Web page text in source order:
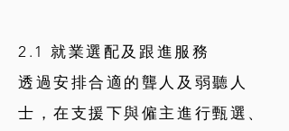
2.1 就業選配及跟進服務
透過安排合適的聾人及弱聽人
士，在支援下與僱主進行甄選、